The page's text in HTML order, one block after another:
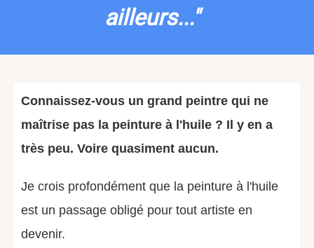
ailleurs..."
Connaissez-vous un grand peintre qui ne
maîtrise pas la peinture à l'huile ? Il y en a
très peu. Voire quasiment aucun.
Je crois profondément que la peinture à l'huile
est un passage obligé pour tout artiste en
devenir.